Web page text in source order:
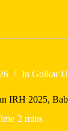
In Golkar
IRH 2025,
2 mins